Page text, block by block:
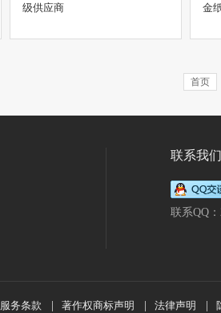
级供应商
金
首页
联系我们
联系QQ
服务条款 著作权商标声明 法律声明